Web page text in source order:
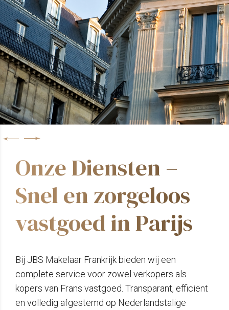
Onze Diensten –
Snel en zorgeloos
vastgoed in Parijs
Bij JBS Makelaar Frankrijk bieden wij een
complete service voor zowel verkopers als
kopers van Frans vastgoed. Transparant, efficiënt
en volledig afgestemd op Nederlandstalige